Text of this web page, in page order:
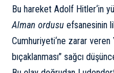
Bu hareket Adolf Hitler‘in
Alman ordusu efsanesinin
Cumhuriyeti‘ne zarar veren
bıçaklanması” sağcı